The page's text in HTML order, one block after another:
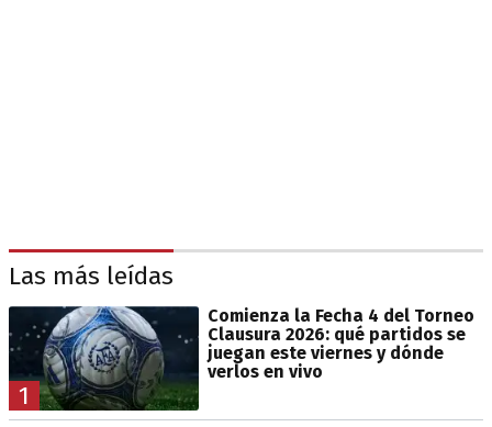
Las más leídas
1
Comienza la Fecha 4 del Torneo
Clausura 2026: qué partidos se
juegan este viernes y dónde
verlos en vivo